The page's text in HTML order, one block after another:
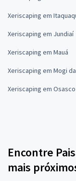
Xeriscaping em
Xeriscaping em Jundiaí
Xeriscaping em Mauá
Xeriscaping em Mogi
Xeriscaping em Osasco
Encontre
mais